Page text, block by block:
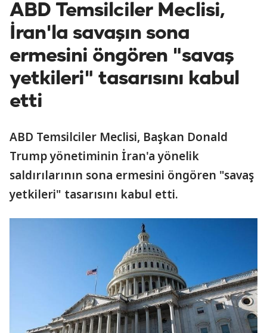
ABD Temsilciler Meclisi,
İran'la savaşın sona
ermesini öngören "savaş
yetkileri" tasarısını kabul
etti
ABD Temsilciler Meclisi, Başkan Donald
Trump yönetiminin İran'a yönelik
saldırılarının sona ermesini öngören "savaş
yetkileri" tasarısını kabul etti.